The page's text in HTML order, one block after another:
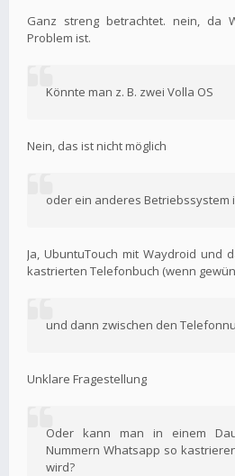
Ganz streng betrachtet. nein, da
Problem ist.
Könnte man z. B. zwei Volla OS
Nein, das ist nicht möglich
oder ein anderes Betriebssystem
Ja, UbuntuTouch mit Waydroid und
kastrierten Telefonbuch (wenn
und dann zwischen den
Unklare Fragestellung
Oder kann man in einem
Nummern Whatsapp so
wird?